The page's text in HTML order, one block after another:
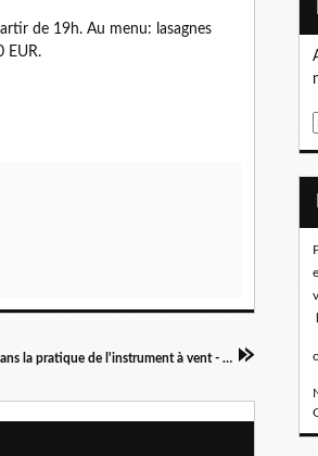
de 19h. Au menu: lasagnes
EUR.
Stage de trompette : la respiration dans la pratique de l'instrument à vent - 22 avril 2023